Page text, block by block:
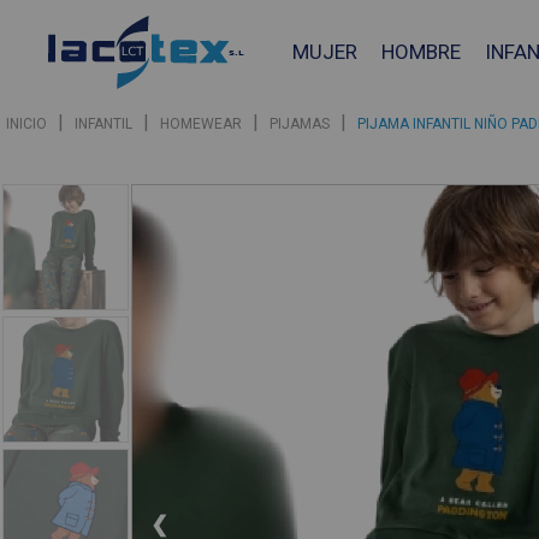
MUJER HOMBRE
INICIO | INFANTIL | HOMEWEAR | PIJAMAS | PIJAMA INFANTIL NIÑO
❮